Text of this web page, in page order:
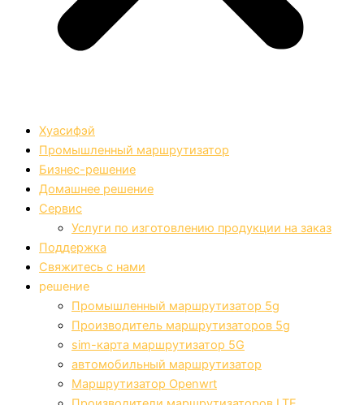
Хуасифэй
Промышленный маршрутизатор
Бизнес-решение
Домашнее решение
Сервис
Услуги по изготовлению продукции на заказ
Поддержка
Свяжитесь с нами
решение
Промышленный маршрутизатор 5g
Производитель маршрутизаторов 5g
sim-карта маршрутизатор 5G
автомобильный маршрутизатор
Маршрутизатор Openwrt